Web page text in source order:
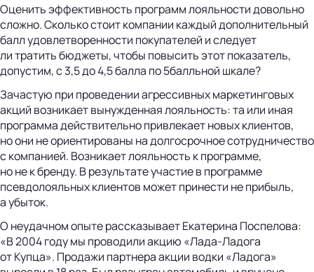
Оценить эффективность программ лояльности довольно
сложно. Сколько стоит компании каждый дополнительный
балл удовлетворенности покупателей и следует
ли тратить бюджеты, чтобы повысить этот показатель,
допустим, с 3,5 до 4,5 балла по 5балльной шкале?
Зачастую при проведении агрессивных маркетинговых
акций возникает вынужденная лояльность: та или иная
программа действительно привлекает новых клиентов,
но они не ориентированы на долгосрочное сотрудничество
с компанией. Возникает лояльность к программе,
но не к бренду. В результате участие в программе
псевдолояльных клиентов может принести не прибыль,
а убыток.
О неудачном опыте рассказывает Екатерина Поспелова:
«В 2004 году мы проводили акцию «Лада-Ладога
от Купца». Продажи партнера акции водки «Ладога»